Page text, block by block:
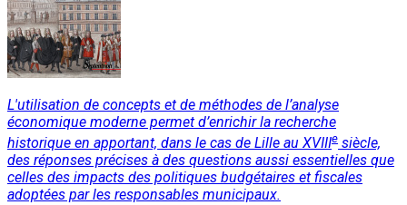
L'utilisation de concepts et de méthodes de l’analyse
économique moderne permet d’enrichir la recherche
historique en apportant, dans le cas de Lille au XVIIIe siècle,
des réponses précises à des questions aussi essentielles que
celles des impacts des politiques budgétaires et fiscales
adoptées par les responsables municipaux.